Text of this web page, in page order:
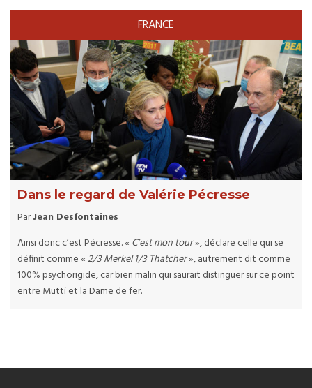
FRANCE
Dans le regard de Valérie Pécresse
ParJean Desfontaines
Ainsi donc c’est Pécresse. « C’est mon tour», déclare celle qui se
définit comme «2/3 Merkel 1/3 Thatcher», autrement dit comme
100% psychorigide, car bien malin qui saurait distinguer sur ce point
entre Mutti et la Dame de fer.